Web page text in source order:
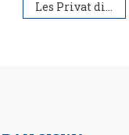
Les Privat di Jl. Brigjend Katamso Datang ke Rumah